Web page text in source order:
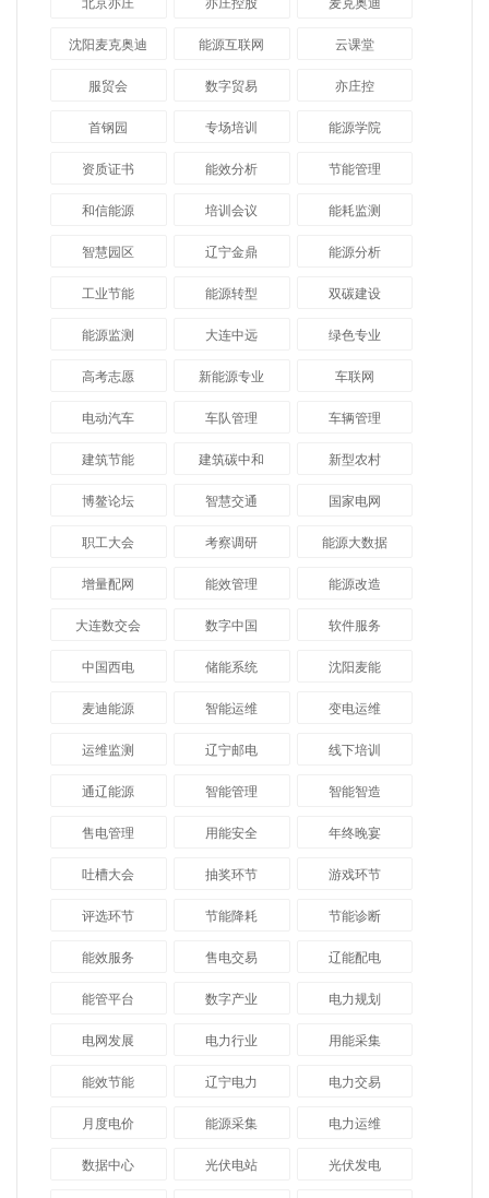
北京亦庄 亦庄控股 麦克奥迪
沈阳麦克奥迪 能源互联网 云课堂
服贸会 数字贸易 亦庄控
首钢园 专场培训 能源学院
资质证书 能效分析 节能管理
和信能源 培训会议 能耗监测
智慧园区 辽宁金鼎 能源分析
工业节能 能源转型 双碳建设
能源监测 大连中远 绿色专业
高考志愿 新能源专业 车联网
电动汽车 车队管理 车辆管理
建筑节能 建筑碳中和 新型农村
博鳌论坛 智慧交通 国家电网
职工大会 考察调研 能源大数据
增量配网 能效管理 能源改造
大连数交会 数字中国 软件服务
中国西电 储能系统 沈阳麦能
麦迪能源 智能运维 变电运维
运维监测 辽宁邮电 线下培训
通辽能源 智能管理 智能智造
售电管理 用能安全 年终晚宴
吐槽大会 抽奖环节 游戏环节
评选环节 节能降耗 节能诊断
能效服务 售电交易 辽能配电
能管平台 数字产业 电力规划
电网发展 电力行业 用能采集
能效节能 辽宁电力 电力交易
月度电价 能源采集 电力运维
数据中心 光伏电站 光伏发电